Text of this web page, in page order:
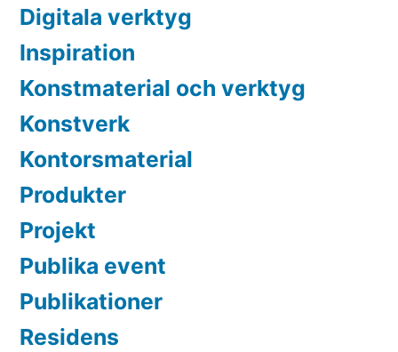
Digitala verktyg
Inspiration
Konstmaterial och verktyg
Konstverk
Kontorsmaterial
Produkter
Projekt
Publika event
Publikationer
Residens